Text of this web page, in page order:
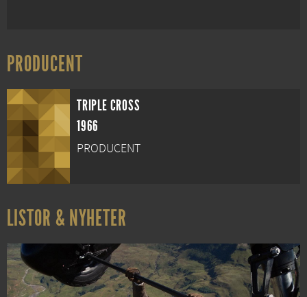
PRODUCENT
TRIPLE CROSS
1966
PRODUCENT
LISTOR & NYHETER